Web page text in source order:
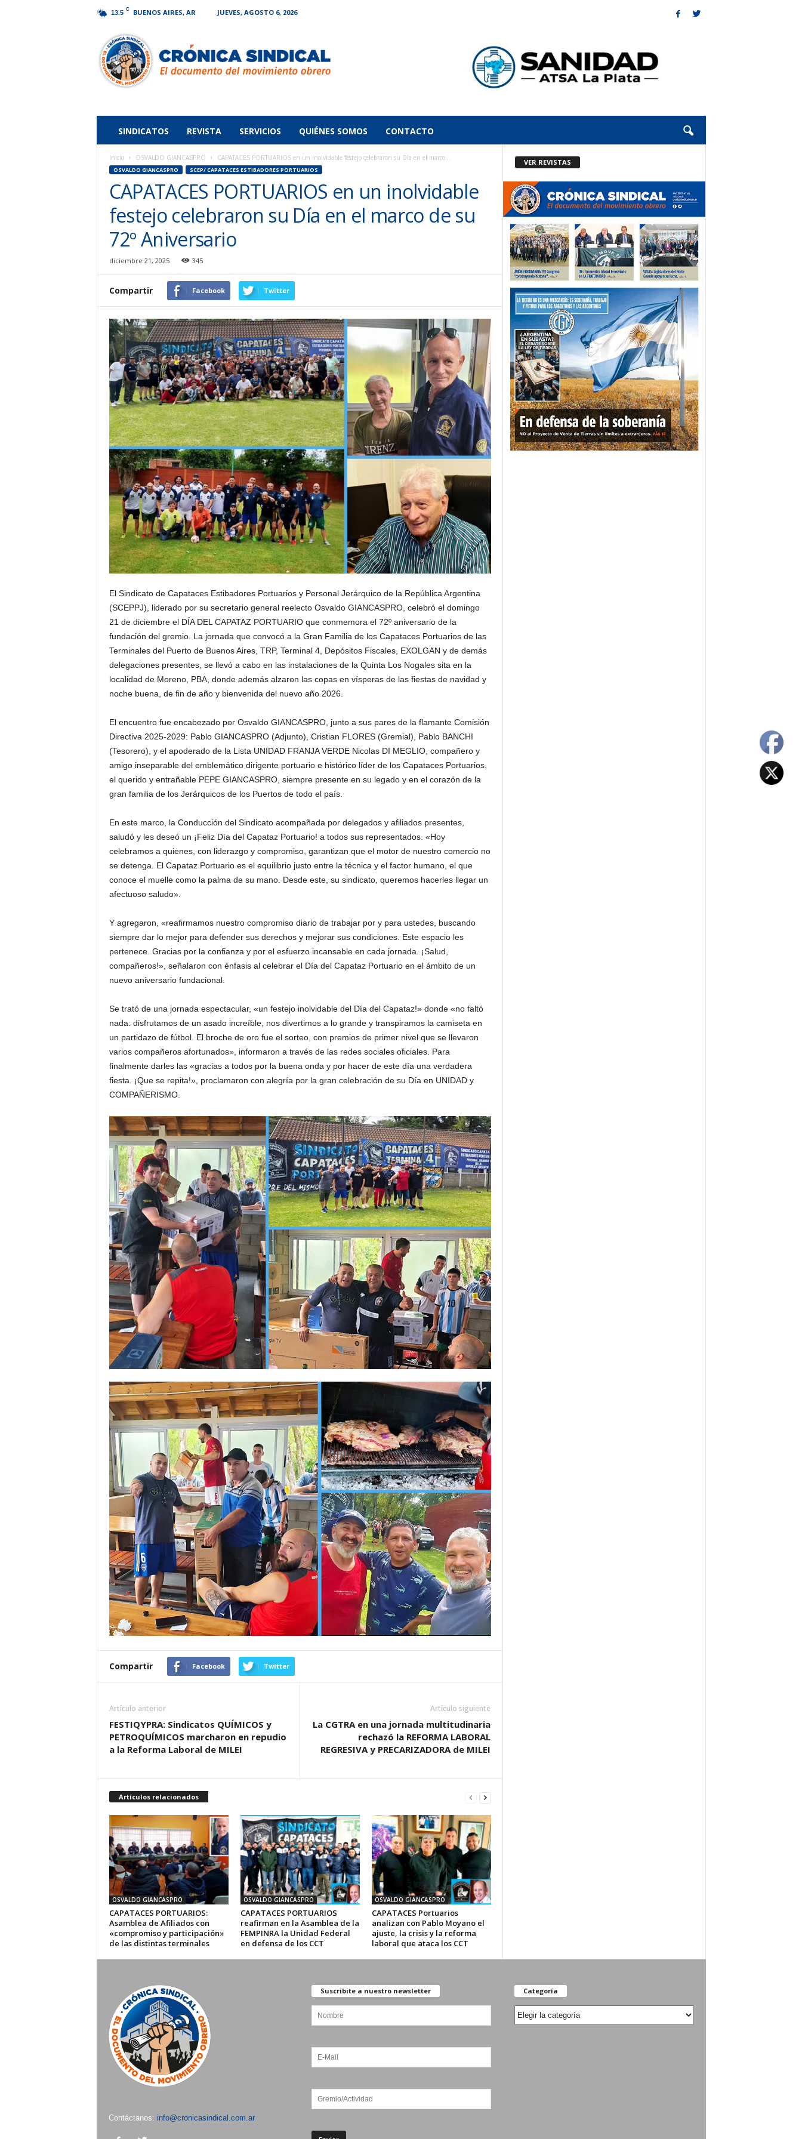
13.5 C BUENOS AIRES, AR JUEVES, AGOSTO 6, 2026
Sindical
SINDICATOS REVISTA SERVICIOS QUIÉNES SOMOS CONTACTO
Inicio OSVALDO GIANCASPRO CAPATACES PORTUARIOS en un inolvidable festejo celebraron su Día en el marco...
OSVALDO GIANCASPRO SCEP/ CAPATACES ESTIBADORES PORTUARIOS
CAPATACES PORTUARIOS en un inolvidable
festejo celebraron su Día en el marco de su
72º Aniversario
diciembre 21, 2025 345
Compartir Facebook Twitter
El Sindicato de Capataces Estibadores Portuarios y Personal Jerárquico de la República Argentina
(SCEPPJ), liderado por su secretario general reelecto Osvaldo GIANCASPRO, celebró el domingo
21 de diciembre el DÍA DEL CAPATAZ PORTUARIO que conmemora el 72º aniversario de la
fundación del gremio. La jornada que convocó a la Gran Familia de los Capataces Portuarios de las
Terminales del Puerto de Buenos Aires, TRP, Terminal 4, Depósitos Fiscales, EXOLGAN y de demás
delegaciones presentes, se llevó a cabo en las instalaciones de la Quinta Los Nogales sita en la
localidad de Moreno, PBA, donde además alzaron las copas en vísperas de las fiestas de navidad y
noche buena, de fin de año y bienvenida del nuevo año 2026.
El encuentro fue encabezado por Osvaldo GIANCASPRO, junto a sus pares de la flamante Comisión
Directiva 2025-2029: Pablo GIANCASPRO (Adjunto), Cristian FLORES (Gremial), Pablo BANCHI
(Tesorero), y el apoderado de la Lista UNIDAD FRANJA VERDE Nicolas DI MEGLIO, compañero y
amigo inseparable del emblemático dirigente portuario e histórico líder de los Capataces Portuarios,
el querido y entrañable PEPE GIANCASPRO, siempre presente en su legado y en el corazón de la
gran familia de los Jerárquicos de los Puertos de todo el país.
En este marco, la Conducción del Sindicato acompañada por delegados y afiliados presentes,
saludó y les deseó un ¡Feliz Día del Capataz Portuario! a todos sus representados. «Hoy
celebramos a quienes, con liderazgo y compromiso, garantizan que el motor de nuestro comercio no
se detenga. El Capataz Portuario es el equilibrio justo entre la técnica y el factor humano, el que
conoce el muelle como la palma de su mano. Desde este, su sindicato, queremos hacerles llegar un
afectuoso saludo».
Y agregaron, «reafirmamos nuestro compromiso diario de trabajar por y para ustedes, buscando
siempre dar lo mejor para defender sus derechos y mejorar sus condiciones. Este espacio les
pertenece. Gracias por la confianza y por el esfuerzo incansable en cada jornada. ¡Salud,
compañeros!», señalaron con énfasis al celebrar el Día del Capataz Portuario en el ámbito de un
nuevo aniversario fundacional.
Se trató de una jornada espectacular, «un festejo inolvidable del Día del Capataz!» donde «no faltó
nada: disfrutamos de un asado increíble, nos divertimos a lo grande y transpiramos la camiseta en
un partidazo de fútbol. El broche de oro fue el sorteo, con premios de primer nivel que se llevaron
varios compañeros afortunados», informaron a través de las redes sociales oficiales. Para
finalmente darles las «gracias a todos por la buena onda y por hacer de este día una verdadera
fiesta. ¡Que se repita!», proclamaron con alegría por la gran celebración de su Día en UNIDAD y
COMPAÑERISMO.
Compartir Facebook Twitter
Artículo anterior
FESTIQYPRA: Sindicatos QUÍMICOS y
PETROQUÍMICOS marcharon en repudio
a la Reforma Laboral de MILEI
Artículo siguiente
La CGTRA en una jornada multitudinaria
rechazó la REFORMA LABORAL
REGRESIVA y PRECARIZADORA de MILEI
Artículos relacionados
OSVALDO GIANCASPRO
CAPATACES PORTUARIOS:
Asamblea de Afiliados con
«compromiso y participación»
de las distintas terminales
OSVALDO GIANCASPRO
CAPATACES PORTUARIOS
reafirman en la Asamblea de la
FEMPINRA la Unidad Federal
en defensa de los CCT
OSVALDO GIANCASPRO
CAPATACES Portuarios
analizan con Pablo Moyano el
ajuste, la crisis y la reforma
laboral que ataca los CCT
VER REVISTAS
Contáctanos: info@cronicasindical.com.ar
Suscribite a nuestro newsletter Categoría
Categoría